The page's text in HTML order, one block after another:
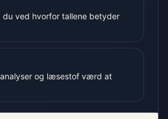
du ved hvorfor tallene betyder
og læsestof værd at